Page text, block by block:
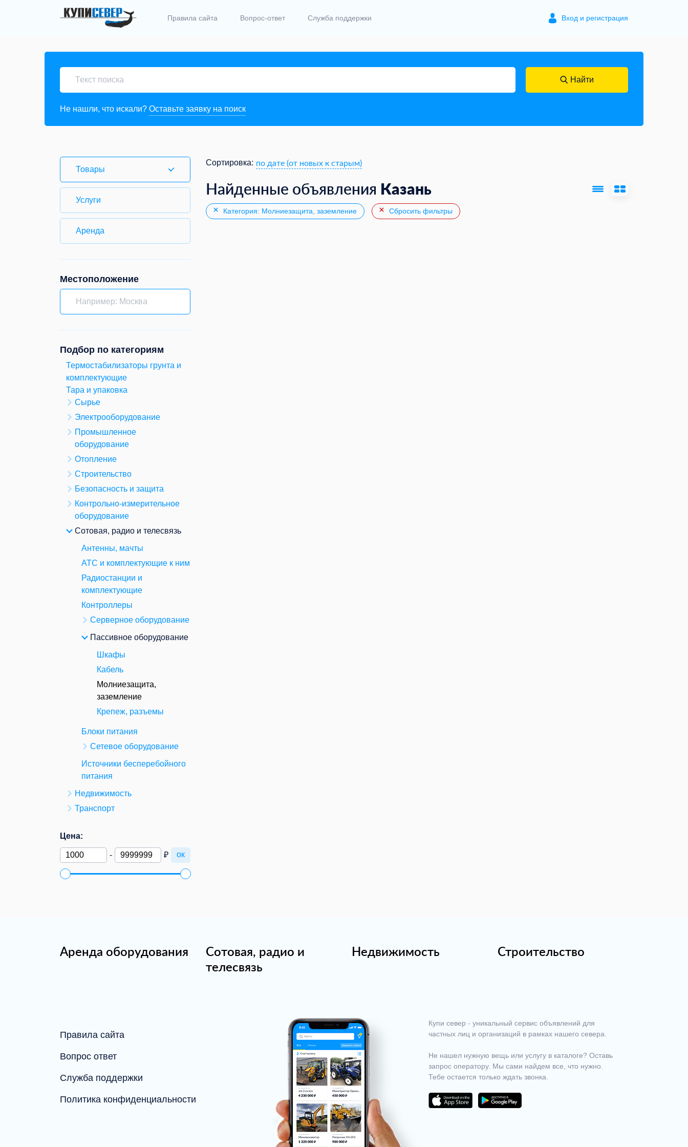
Правила сайта Вопрос-ответ Служба поддержки Вход и регистрация
Найти
Не нашли, что искали? Оставьте заявку на поиск
Товары
Услуги
Аренда
Местоположение
Подбор по категориям
Термостабилизаторы грунта и
комплектующие
Тара и упаковка
Сырье
Электрооборудование
Промышленное
оборудование
Отопление
Строительство
Безопасность и защита
Контрольно-измерительное
оборудование
Сотовая, радио и телесвязь
Антенны, мачты
АТС и комплектующие к ним
Радиостанции и
комплектующие
Контроллеры
Серверное оборудование
Пассивное оборудование
Шкафы
Кабель
Молниезащита,
заземление
Крепеж, разъемы
Блоки питания
Сетевое оборудование
Источники бесперебойного
питания
Недвижимость
Транспорт
Цена:
- ₽ ок
Сортировка: по дате (от новых к старым)
Найденные объявления Казань
Категория: Молниезащита, заземление Сбросить фильтры
Аренда оборудования
Сотовая, радио и
телесвязь
Недвижимость Строительство
Правила сайта
Вопрос ответ
Служба поддержки
Политика конфиденциальности
Купи север - уникальный сервис объявлений для
частных лиц и организаций в рамках нашего севера.
Не нашел нужную вещь или услугу в каталоге? Оставь
запрос оператору. Мы сами найдем все, что нужно.
Тебе остается только ждать звонка.